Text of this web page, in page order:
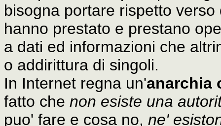
bisogna portare rispetto
hanno prestato e prestano
a dati ed informazioni che
o addirittura di singoli.
In Internet regna un'anarchia
fatto che non esiste una
puo' fare e cosa no, ne'